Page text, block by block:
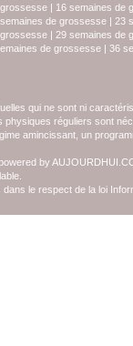
| 16 semaines de
de grossesse | 23
| 29 semaines de
de grossesse | 36
qui ne sont ni
réguliers sont
amincissant, un
by
le respect de la loi